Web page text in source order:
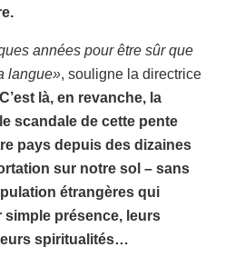
années pour être sûr que
langue», souligne la directrice
C’est là, en revanche, la
scandale de cette pente
pays depuis des dizaines
sur notre sol – sans
étrangères qui
simple présence, leurs
spiritualités…